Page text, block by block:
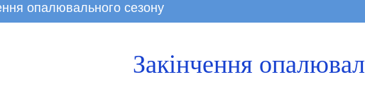
опалювального сезону
Закінчення